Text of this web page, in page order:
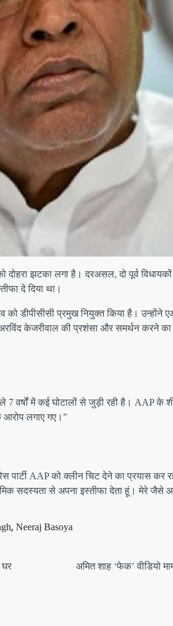
झटका लगा है। दरअसल, दो पूर्व
दे दिया था।
डीपीसीसी प्रमुख नियुक्त किया है। उन्होंने
केजरीवाल की प्रशंसा और समर्थन करने का
वर्षों में कई घोटालों से जुड़ी रही है। AAP के
आरोप लगाए गए।”
पार्टी AAP को क्लीन चिट देने का प्रयास
सदस्यता से अपना इस्तीफा देता हूं। मेरे जैसे
, Neeraj Basoya
घर
अमित शाह ‘फेक’ वीडियो